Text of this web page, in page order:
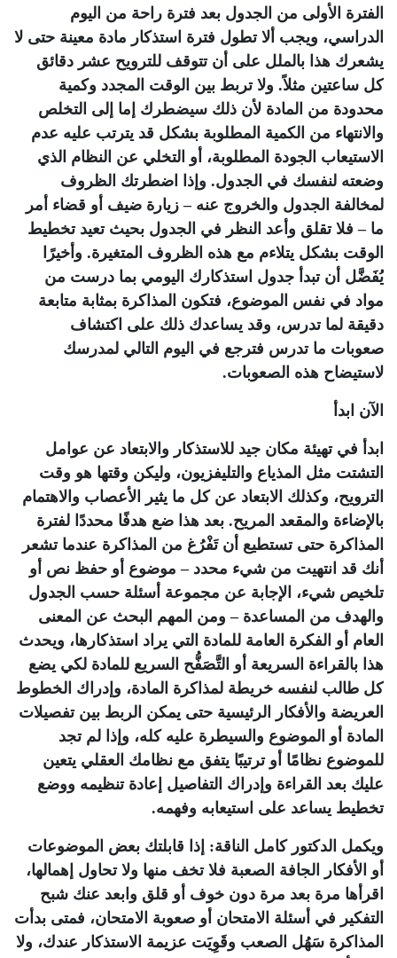
الفترة الأولى من الجدول بعد فترة راحة من اليوم
الدراسي، ويجب ألا تطول فترة استذكار مادة معينة حتى لا
يشعرك هذا بالملل على أن تتوقف للترويح عشر دقائق
كل ساعتين مثلاً. ولا تربط بين الوقت المجدد وكمية
محدودة من المادة لأن ذلك سيضطرك إما إلى التخلص
والانتهاء من الكمية المطلوبة بشكل قد يترتب عليه عدم
الاستيعاب الجودة المطلوبة، أو التخلي عن النظام الذي
وضعته لنفسك في الجدول. وإذا اضطرتك الظروف
لمخالفة الجدول والخروج عنه – زيارة ضيف أو قضاء أمر
ما – فلا تقلق وأعد النظر في الجدول بحيث تعيد تخطيط
الوقت بشكل يتلاءم مع هذه الظروف المتغيرة. وأخيرًا
يُفَضَّل أن تبدأ جدول استذكارك اليومي بما درست من
مواد في نفس الموضوع، فتكون المذاكرة بمثابة متابعة
دقيقة لما تدرس، وقد يساعدك ذلك على اكتشاف
صعوبات ما تدرس فترجع في اليوم التالي لمدرسك
لاستيضاح هذه الصعوبات.
الآن ابدأ
ابدأ في تهيئة مكان جيد للاستذكار والابتعاد عن عوامل
التشتت مثل المذياع والتليفزيون، وليكن وقتها هو وقت
الترويح، وكذلك الابتعاد عن كل ما يثير الأعصاب والاهتمام
بالإضاءة والمقعد المريح. بعد هذا ضع هدفًا محددًا لفترة
المذاكرة حتى تستطيع أن تَفْرُغ من المذاكرة عندما تشعر
أنك قد انتهيت من شيء محدد – موضوع أو حفظ نص أو
تلخيص شيء، الإجابة عن مجموعة أسئلة حسب الجدول
والهدف من المساعدة – ومن المهم البحث عن المعنى
العام أو الفكرة العامة للمادة التي يراد استذكارها، ويحدث
هذا بالقراءة السريعة أو التَّصَفُّح السريع للمادة لكي يضع
كل طالب لنفسه خريطة لمذاكرة المادة، وإدراك الخطوط
العريضة والأفكار الرئيسية حتى يمكن الربط بين تفصيلات
المادة أو الموضوع والسيطرة عليه كله، وإذا لم تجد
للموضوع نظامًا أو ترتيبًا يتفق مع نظامك العقلي يتعين
عليك بعد القراءة وإدراك التفاصيل إعادة تنظيمه ووضع
تخطيط يساعد على استيعابه وفهمه.
ويكمل الدكتور كامل الناقة: إذا قابلتك بعض الموضوعات
أو الأفكار الجافة الصعبة فلا تخف منها ولا تحاول إهمالها،
اقرأها مرة بعد مرة دون خوف أو قلق وابعد عنك شبح
التفكير في أسئلة الامتحان أو صعوبة الامتحان، فمتى بدأت
المذاكرة سَهُل الصعب وقَوِيَت عزيمة الاستذكار عندك، ولا